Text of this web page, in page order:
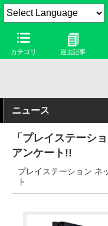
カテゴリ 過去記事
ニュース
「プレイステーシ
アンケート!!
プレイステーション ネ
ト